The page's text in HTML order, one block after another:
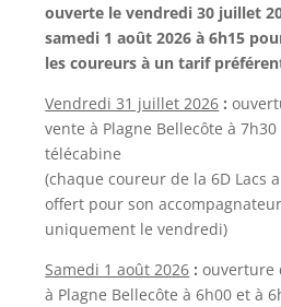
ouverte le vendredi 30 juillet
samedi 1 août 2026 à 6h15
les coureurs à un tarif
Vendredi 31 juillet 2026 :
vente à Plagne Bellecôte à
télécabine
(chaque coureur de la 6D Lacs
offert pour son
uniquement le vendredi)
Samedi 1 août 2026 :ouverture
à Plagne Bellecôte à 6h00 et à